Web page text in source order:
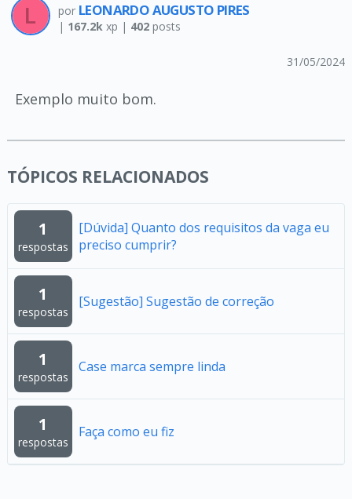
por LEONARDO AUGUSTO PIRES
| 167.2kxp | 402posts
31/05/2024
Exemplo muito bom.
TÓPICOS RELACIONADOS
1
respostas
[Dúvida] Quanto dos requisitos da vaga eu
preciso cumprir?
1
respostas
[Sugestão] Sugestão de correção
1
respostas
Case marca sempre linda
1
respostas
Faça como eu fiz